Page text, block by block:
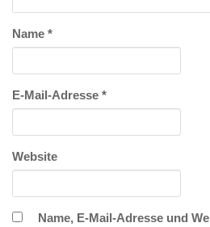
Name *
E-Mail-Adresse *
Website
Name, E-Mail-Adresse und